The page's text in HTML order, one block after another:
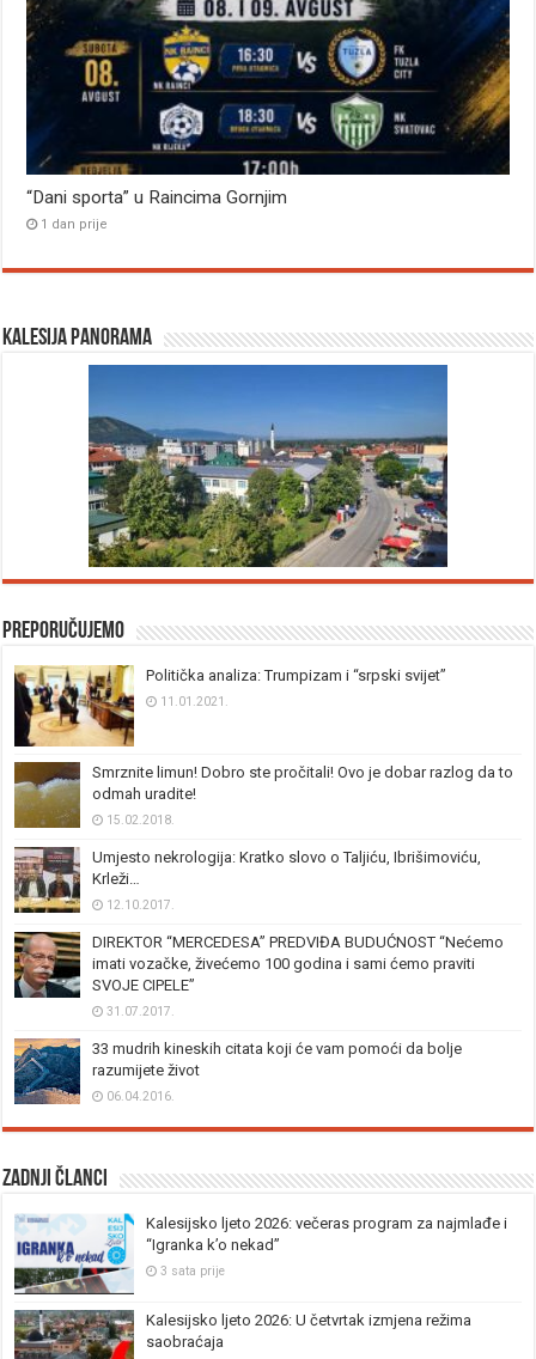
“Dani sporta” u Raincima Gornjim
1 dan prije
Kalesija panorama
Preporučujemo
Politička analiza: Trumpizam i “srpski svijet”
11.01.2021.
Smrznite limun! Dobro ste pročitali! Ovo je dobar razlog da to
odmah uradite!
15.02.2018.
Umjesto nekrologija: Kratko slovo o Taljiću, Ibrišimoviću,
Krleži…
12.10.2017.
DIREKTOR “MERCEDESA” PREDVIĐA BUDUĆNOST “Nećemo
imati vozačke, živećemo 100 godina i sami ćemo praviti
SVOJE CIPELE”
31.07.2017.
33 mudrih kineskih citata koji će vam pomoći da bolje
razumijete život
06.04.2016.
Zadnji članci
Kalesijsko ljeto 2026: večeras program za najmlađe i
“Igranka k’o nekad”
3 sata prije
Kalesijsko ljeto 2026: U četvrtak izmjena režima
saobraćaja